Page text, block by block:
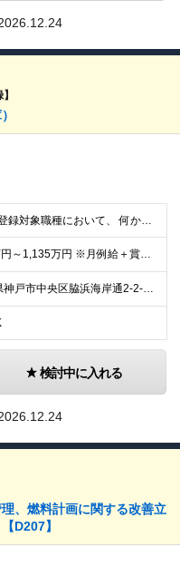
ポジションマッチ登録対象職種において、 何かしらの知識・経験を有する方 【活かせる経験・スキル】 ●機械設計のご経験 ●英語に抵抗のない方（海外の顧客、パートナーやベンダーとのやり取りが発生します
■想定年収：625万円～1,135万円 ※月例給＋賞与＋諸手当 ※賞与年2回（6月、12月） ※残業手当は残業時間に応じて支給 ※給与額はあなたの経験と実績を踏まえて決定いたします ※試用期間2ヶ月あ
■神戸本社：兵庫県神戸市中央区脇浜海岸通2-2-4 ■高砂製作所：兵庫県高砂市荒井町新浜2-3-1 ※業務の都合等により、会社の指示する業務への 異動を命じることがあります。
検討中に入れる
、燃料計画に関する改善立
D207】